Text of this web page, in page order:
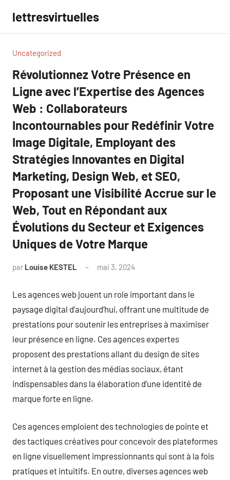
contenu
lettresvirtuelles
Uncategorized
Révolutionnez Votre Présence en
Ligne avec l’Expertise des Agences
Web : Collaborateurs
Incontournables pour Redéfinir Votre
Image Digitale, Employant des
Stratégies Innovantes en Digital
Marketing, Design Web, et SEO,
Proposant une Visibilité Accrue sur le
Web, Tout en Répondant aux
Évolutions du Secteur et Exigences
Uniques de Votre Marque
par Louise KESTEL mai 3, 2024
Les agences web jouent un role important dans le
paysage digital d’aujourd’hui, offrant une multitude de
prestations pour soutenir les entreprises à maximiser
leur présence en ligne. Ces agences expertes
proposent des prestations allant du design de sites
internet à la gestion des médias sociaux, étant
indispensables dans la élaboration d’une identité de
marque forte en ligne.
Ces agences emploient des technologies de pointe et
des tactiques créatives pour concevoir des plateformes
en ligne visuellement impressionnants qui sont à la fois
pratiques et intuitifs. En outre, diverses agences web